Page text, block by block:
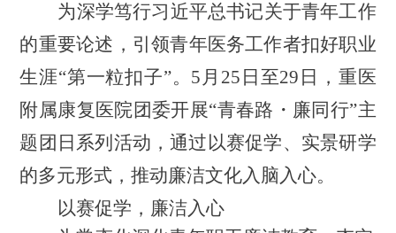
为深学笃行习近平总书记关于青年工作
的重要论述 ，引领青年医务工作者扣好职业
生涯“第一粒扣子”。5月25日至29日，重医
附属康复医院团委开展“青春路・廉同行”主
题团日系列活动，通过以赛促学、实景研学
的多元形式，推动廉洁文化入脑入心。
以赛促学，廉洁入心